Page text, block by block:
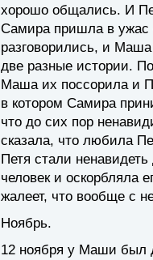
хорошо общались. И
Самира пришла в
разговорились, и
две разные истории.
Маша их поссорила и
в котором Самира
что до сих пор
сказала, что любила
Петя стали
человек и оскорбляла
жалеет, что вообще с
Ноябрь.
12 ноября у Маши был